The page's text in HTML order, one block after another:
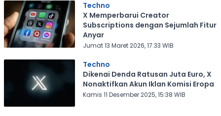
Techno
X Memperbarui Creator
Subscriptions dengan Sejumlah Fitur
Anyar
Jumat 13 Maret 2026, 17:33 WIB
Techno
Dikenai Denda Ratusan Juta Euro, X
Nonaktifkan Akun Iklan Komisi Eropa
Kamis 11 Desember 2025, 15:38 WIB